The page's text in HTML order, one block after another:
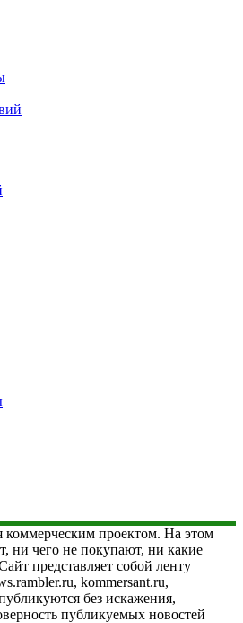
коммерческим проектом. На этом
ни чего не покупают, ни какие
представляет собой ленту
kommersant.ru,
без искажения,
публикуемых новостей